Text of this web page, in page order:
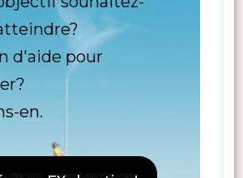
d'aide pour
en.